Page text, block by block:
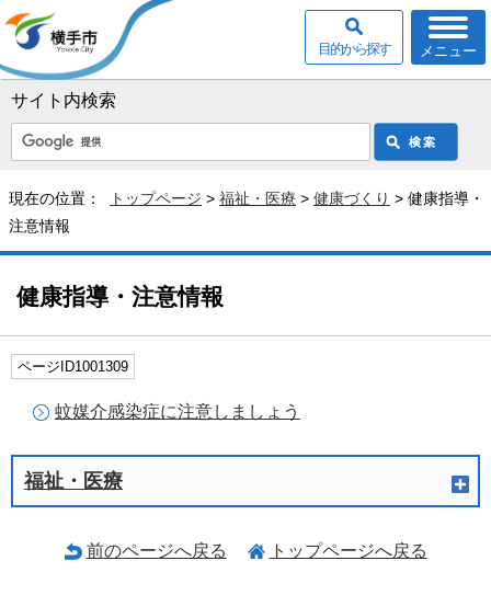
サイト内検索
メニュー
目的から探す
現在の位置： トップページ > 福祉・医療 > 健康づくり > 健康指導・
注意情報
健康指導・注意情報
ページID1001309
蚊媒介感染症に注意しましょう
福祉・医療
前のページへ戻る トップページへ戻る